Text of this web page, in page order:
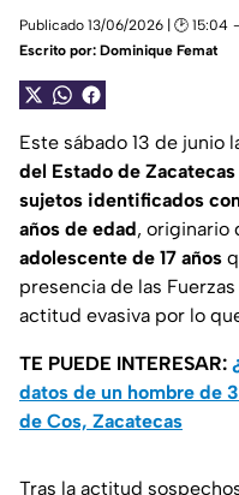
Publicado 13/06/2026 | 🕑 15:04
Escrito por: Dominique Femat
Este sábado 13 de junio
del Estado de Zacatecas
sujetos identificados
años de edad, originario
adolescente de 17 años
presencia de las
actitud evasiva por lo
TE PUEDE INTERESAR:
datos de un hombre de
de Cos, Zacatecas
Tras la actitud